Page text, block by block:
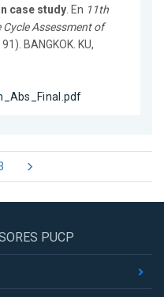
case study. En 11th
Assessment of
BANGKOK. KU,
PUCP